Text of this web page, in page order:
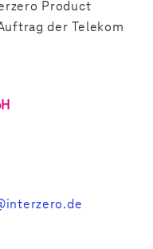
Product
der Telekom